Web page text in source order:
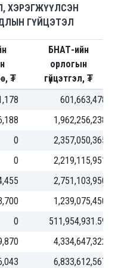
ХЭРЭГЖҮҮЛСЭН
ГҮЙЦЭТЭЛ
₮
БНАТ-ийн
орлогын
гүйцэтгэл, ₮
601,663,478
1,962,256,238
0
2,357,050,365
0
2,219,115,951
2,751,103,950
1,239,075,450
0
511,954,931.59
4,334,647,322
6,833,612,567